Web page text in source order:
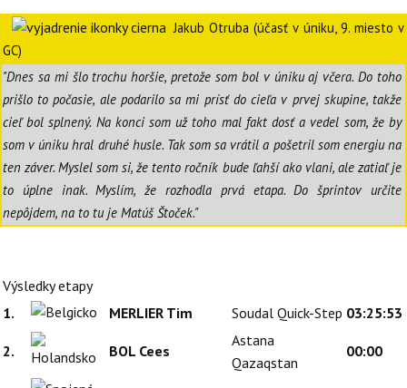
Jakub Otruba (účasť v úniku, 9. miesto v
GC)
"Dnes sa mi šlo trochu horšie, pretože som bol v úniku aj včera. Do toho
prišlo to počasie, ale podarilo sa mi prísť do cieľa v prvej skupine, takže
cieľ bol splnený. Na konci som už toho mal fakt dosť a vedel som, že by
som v úniku hral druhé husle. Tak som sa vrátil a pošetril som energiu na
ten záver. Myslel som si, že tento ročník bude ľahší ako vlani, ale zatiaľ je
to úplne inak. Myslím, že rozhodla prvá etapa. Do šprintov určite
nepôjdem, na to tu je Matúš Štoček."
Výsledky etapy
1.
MERLIER Tim Soudal Quick-Step 03:25:53
2. BOL Cees
Astana
Qazaqstan
00:00